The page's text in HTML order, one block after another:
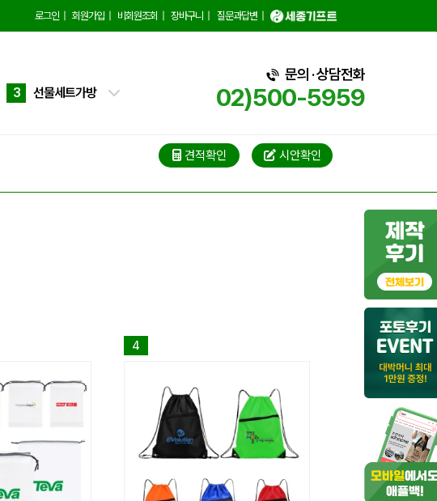
로그인 회원가입 비회원조회 장바구니 질문과답변
에코백
4
부직포가방
7
파우치
문의 · 상담전화
02)500-5959
견적확인 시안확인
4